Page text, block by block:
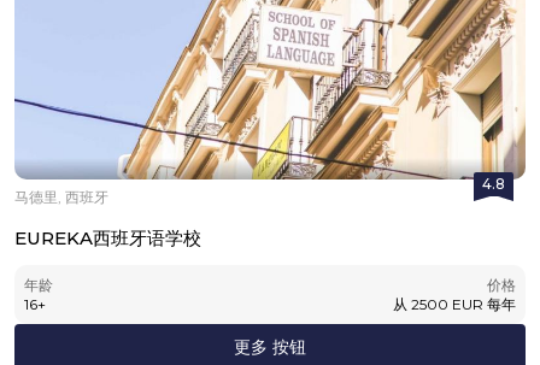
4.8
马德里, 西班牙
EUREKA西班牙语学校
年龄
16+
价格
从 2500 EUR 每年
更多 按钮